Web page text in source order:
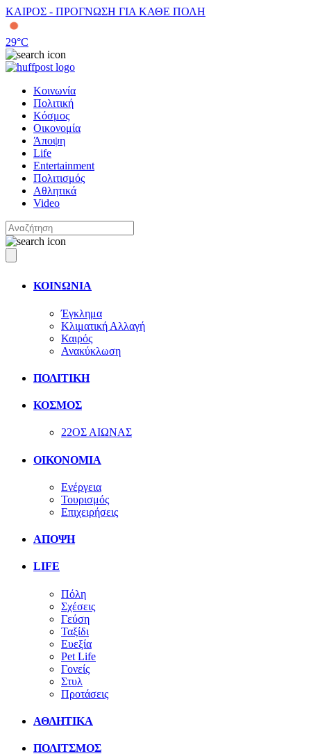
ΚΑΙΡΟΣ - ΠΡΟΓΝΩΣΗ ΓΙΑ ΚΑΘΕ ΠΟΛΗ
29°C
Κοινωνία
Πολιτική
Κόσμος
Οικονομία
Άποψη
Life
Entertainment
Πολιτισμός
Αθλητικά
Video
ΚΟΙΝΩΝΙΑ
Έγκλημα
Κλιματική Αλλαγή
Καιρός
Ανακύκλωση
ΠΟΛΙΤΙΚΗ
ΚΟΣΜΟΣ
22ΟΣ ΑΙΩΝΑΣ
ΟΙΚΟΝΟΜΙΑ
Ενέργεια
Τουρισμός
Επιχειρήσεις
ΑΠΟΨΗ
LIFE
Πόλη
Σχέσεις
Γεύση
Ταξίδι
Ευεξία
Pet Life
Γονείς
Στυλ
Προτάσεις
ΑΘΛΗΤΙΚΑ
ΠΟΛΙΤΣΜΟΣ